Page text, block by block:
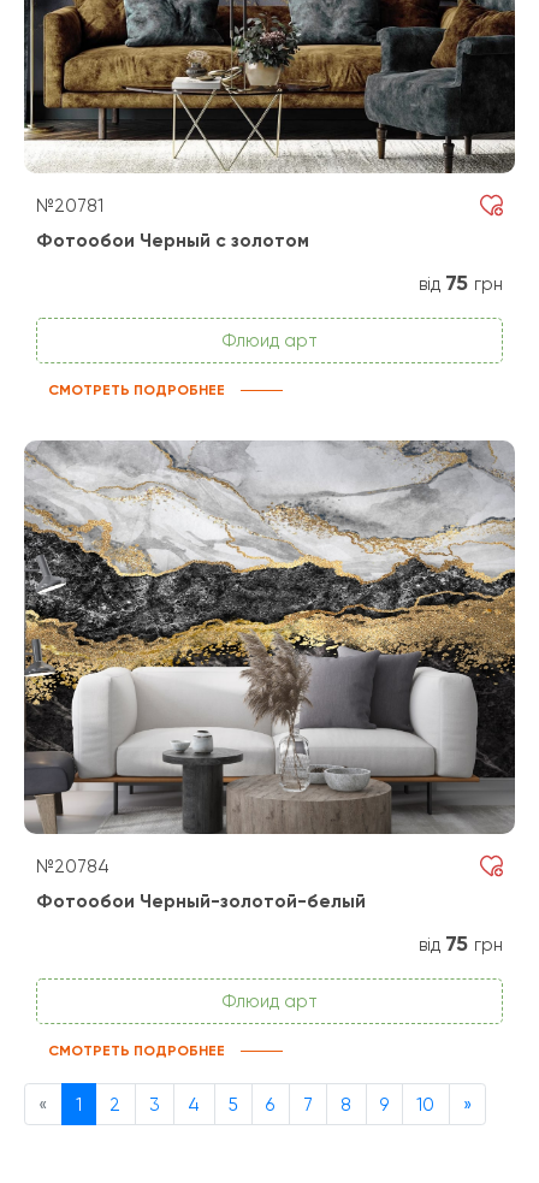
№20781
Фотообои Черный с золотом
від 75 грн
Флюид арт
СМОТРЕТЬ ПОДРОБНЕЕ
№20784
Фотообои Черный-золотой-белый
від 75 грн
Флюид арт
СМОТРЕТЬ ПОДРОБНЕЕ
« Previous
1 2 3 4 5 6 7 8 9 10 »Next